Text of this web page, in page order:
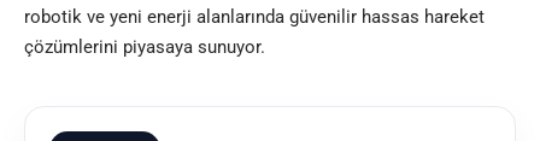
robotik ve yeni enerji alanlarında güvenilir hassas hareket
çözümlerini piyasaya sunuyor.